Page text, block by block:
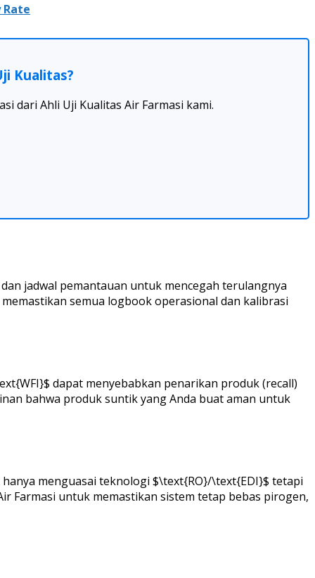
Rate
Kualitas?
dari Ahli Uji Kualitas Air Farmasi kami.
jadwal pemantauan untuk mencegah terulangnya
semua logbook operasional dan kalibrasi
dapat menyebabkan penarikan produk (recall)
bahwa produk suntik yang Anda buat aman untuk
menguasai teknologi $\text{RO}/\text{EDI}$ tetapi
Farmasi untuk memastikan sistem tetap bebas pirogen,